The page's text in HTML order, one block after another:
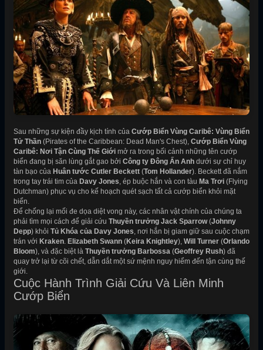
Sau những sự kiện đầy kịch tính của Cướp Biển Vùng Caribê: Vùng Biển
Tử Thần (Pirates of the Caribbean: Dead Man's Chest), Cướp Biển Vùng
Caribê: Nơi Tận Cùng Thế Giới mở ra trong bối cảnh những tên cướp
biển đang bị săn lùng gắt gao bởi Công ty Đông Ấn Anh dưới sự chỉ huy
tàn bạo của Huân tước Cutler Beckett (Tom Hollander). Beckett đã nắm
trong tay trái tim của Davy Jones , ép buộc hắn và con tàu Ma Trơi (Flying
Dutchman) phục vụ cho kế hoạch quét sạch tất cả cướp biển khỏi mặt
biển.
Để chống lại mối đe dọa diệt vong này, các nhân vật chính của chúng ta
phải tìm mọi cách để giải cứu Thuyền trưởng Jack Sparrow(Johnny
Depp) khỏi Tủ Khóa của Davy Jones , nơi hắn bị giam giữ sau cuộc chạm
trán với Kraken Elizabeth Swann (Keira Knightley), Will Turner (Orlando
Bloom), và đặc biệt là Thuyền trưởng Barbossa (Geoffrey Rush) đã
quay trở lại từ cõi chết, dẫn dắt một sứ mệnh nguy hiểm đến tận cùng thế
giới.
Cuộc Hành Trình Giải Cứu Và Liên Minh
Cướp Biển